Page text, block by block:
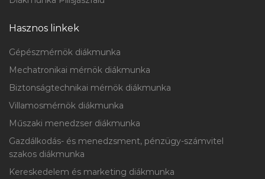
Hasznos linkek
Gépészmérnök diákmunka
Mechatronikai mérnök diákmunka
Biztonságtechnikai mérnök diákmunka
Villamosmérnök diákmunka
Műszaki menedzser diákmunka
Gazdálkodás- és menedzsment, pénzügy-számvitel
szakos diákmunka
Kereskedelem és marketing diákmunka